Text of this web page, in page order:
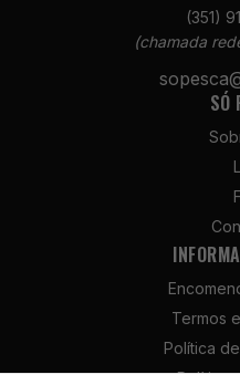
(351)
(chamada
SÓ
Termos
Política
Política